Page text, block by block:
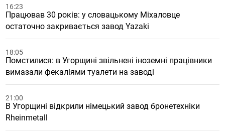
16:23
Працював 30 років: у словацькому Міхаловце
остаточно закривається завод Yazaki
18:05
Помстилися: в Угорщині звільнені іноземні працівники
вимазали фекаліями туалети на заводі
21:00
В Угорщині відкрили німецький завод бронетехніки
Rheinmetall